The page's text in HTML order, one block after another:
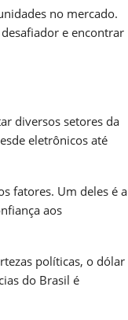
no mercado.
e encontrar
diversos setores da
eletrônicos até
fatores. Um deles é a
aos
políticas, o dólar
do Brasil é